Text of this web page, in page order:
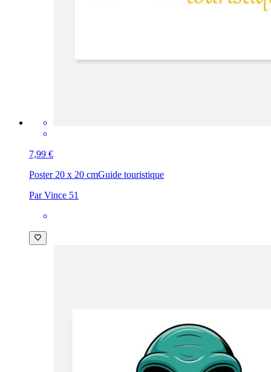
7,99 €
Poster 20 x 20 cmGuide touristique
Par Vince 51